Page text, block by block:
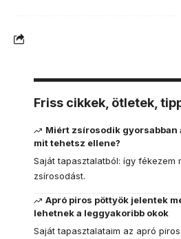
Friss cikkek, ötletek,
Miért zsírosodik gyorsabban
mit tehetsz ellene?
Saját tapasztalatból: így fékezem
zsírosodást.
Apró piros pöttyök jelentek
lehetnek a leggyakoribb okok
Saját tapasztalataim az apró